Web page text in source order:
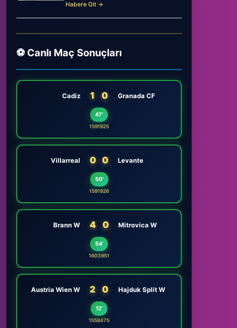
Habere Git →
⚽ Canlı Maç Sonuçları
Cadiz 1 0 Granada CF
47'
1591925
Villarreal 0 0 Levante
50'
1591926
Brann W 4 0 Mitrovica W
54'
1603951
Austria Wien W 2 0 Hajduk Split W
12'
1558475